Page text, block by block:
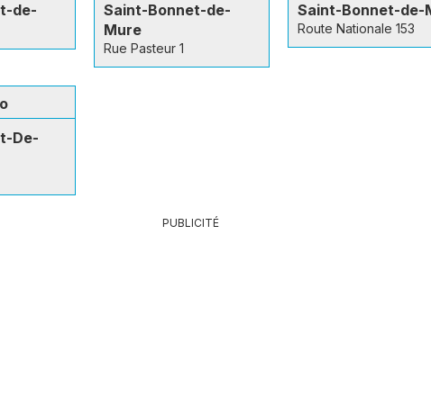
de-
Saint-Bonnet-de-
Mure
Rue Pasteur 1
Saint-Bonnet-de-
Route Nationale 153
De-
PUBLICITÉ